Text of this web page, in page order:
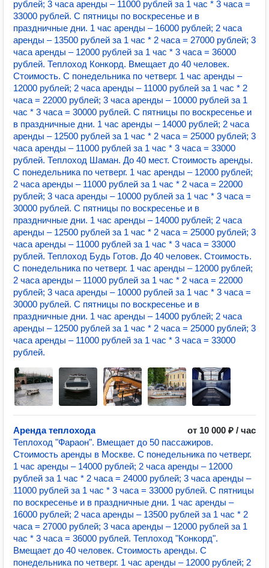
рублей; 3 часа аренды – 11000 рублей за 1 час * 3 часа =
33000 рублей. С пятницы по воскресенье и в
праздничные дни. 1 час аренды – 16000 рублей; 2 часа
аренды – 13500 рублей за 1 час * 2 часа = 27000 рублей; 3
часа аренды – 12000 рублей за 1 час * 3 часа = 36000
рублей. Теплоход Конкорд. Вмещает до 40 человек.
Стоимость. С понедельника по четверг. 1 час аренды –
12000 рублей; 2 часа аренды – 11000 рублей за 1 час * 2
часа = 22000 рублей; 3 часа аренды – 10000 рублей за 1
час * 3 часа = 30000 рублей. С пятницы по воскресенье и
в праздничные дни. 1 час аренды – 14000 рублей; 2 часа
аренды – 12500 рублей за 1 час * 2 часа = 25000 рублей; 3
часа аренды – 11000 рублей за 1 час * 3 часа = 33000
рублей. Теплоход Шаман. До 40 мест. Стоимость аренды.
С понедельника по четверг. 1 час аренды – 12000 рублей;
2 часа аренды – 11000 рублей за 1 час * 2 часа = 22000
рублей; 3 часа аренды – 10000 рублей за 1 час * 3 часа =
30000 рублей. С пятницы по воскресенье и в
праздничные дни. 1 час аренды – 14000 рублей; 2 часа
аренды – 12500 рублей за 1 час * 2 часа = 25000 рублей; 3
часа аренды – 11000 рублей за 1 час * 3 часа = 33000
рублей. Теплоход Будь Готов. До 40 человек. Стоимость.
С понедельника по четверг. 1 час аренды – 12000 рублей;
2 часа аренды – 11000 рублей за 1 час * 2 часа = 22000
рублей; 3 часа аренды – 10000 рублей за 1 час * 3 часа =
30000 рублей. С пятницы по воскресенье и в
праздничные дни. 1 час аренды – 14000 рублей; 2 часа
аренды – 12500 рублей за 1 час * 2 часа = 25000 рублей; 3
часа аренды – 11000 рублей за 1 час * 3 часа = 33000
рублей.
Аренда теплохода
от 10 000 ₽ / час
Теплоход "Фараон". Вмещает до 50 пассажиров.
Стоимость аренды в Москве. С понедельника по четверг.
1 час аренды – 14000 рублей; 2 часа аренды – 12000
рублей за 1 час * 2 часа = 24000 рублей; 3 часа аренды –
11000 рублей за 1 час * 3 часа = 33000 рублей. С пятницы
по воскресенье и в праздничные дни. 1 час аренды –
16000 рублей; 2 часа аренды – 13500 рублей за 1 час * 2
часа = 27000 рублей; 3 часа аренды – 12000 рублей за 1
час * 3 часа = 36000 рублей. Теплоход "Конкорд".
Вмещает до 40 человек. Стоимость аренды. С
понедельника по четверг. 1 час аренды – 12000 рублей; 2